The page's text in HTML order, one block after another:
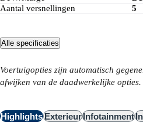
Aantal versnellingen
5
Alle specificaties
Voertuigopties zijn automatisch
afwijken van de daadwerkelijke opties.
HighlightsExterieurInfotainment